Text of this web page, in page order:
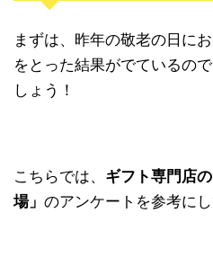
まずは、昨年の敬老の日に
をとった結果がでているの
しょう！
こちらでは、 ギフト専門店の
場」 のアンケートを参考にし